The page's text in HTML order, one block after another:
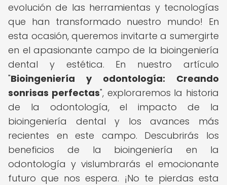
evolución de las herramientas y tecnologías
que han transformado nuestro mundo! En
esta ocasión, queremos invitarte a sumergirte
en el apasionante campo de la bioingeniería
dental y estética. En nuestro artículo
"Bioingeniería y odontología: Creando
sonrisas perfectas", exploraremos la historia
de la odontología, el impacto de la
bioingeniería dental y los avances más
recientes en este campo. Descubrirás los
beneficios de la bioingeniería en la
odontología y vislumbrarás el emocionante
futuro que nos espera. ¡No te pierdas esta